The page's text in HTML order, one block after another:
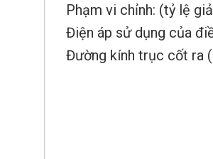
Phạm vi chỉnh: (tỷ lệ
Điện áp sử dụng của
Đường kính trục cốt ra